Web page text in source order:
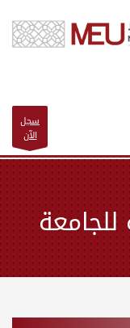
سجل
الآن
للجامعة